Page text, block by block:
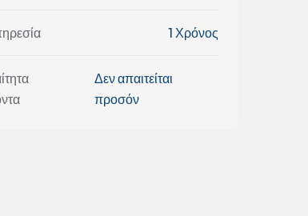
1 Χρόνος
Δεν απαιτείται
προσόν